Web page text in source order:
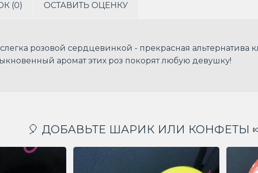
(0) ОСТАВИТЬ ОЦЕНКУ
розовой сердцевинкой - прекрасная альтернатива
аромат этих роз покорят любую девушку!
🎈 ДОБАВЬТЕ ШАРИК ИЛИ КОНФЕТЫ